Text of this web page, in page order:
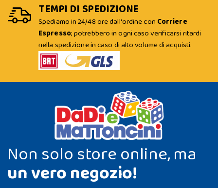
TEMPI DI SPEDIZIONE
Spediamo in 24/48 ore dall'ordine con Corriere
Espresso; potrebbero in ogni caso verificarsi ritardi
nella spedizione in caso di alto volume di acquisti.
Non solo store online, ma
un vero negozio!